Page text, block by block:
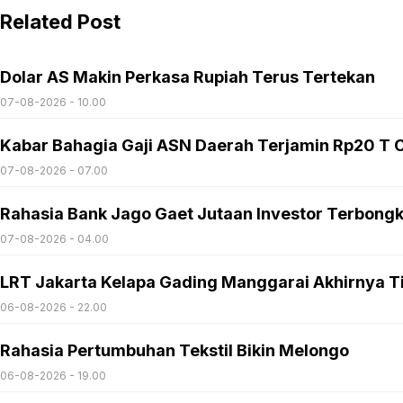
Related Post
Dolar AS Makin Perkasa Rupiah Terus Tertekan
07-08-2026 - 10.00
Kabar Bahagia Gaji ASN Daerah Terjamin Rp20 T
07-08-2026 - 07.00
Rahasia Bank Jago Gaet Jutaan Investor
07-08-2026 - 04.00
LRT Jakarta Kelapa Gading Manggarai Akhirnya
06-08-2026 - 22.00
Rahasia Pertumbuhan Tekstil Bikin Melongo
06-08-2026 - 19.00